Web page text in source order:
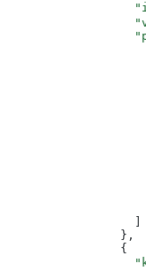
                },
                {